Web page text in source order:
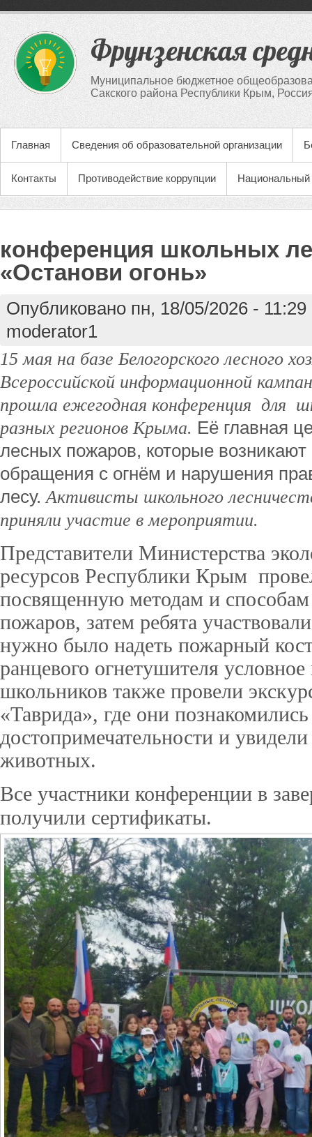
Фрунзенская
Муниципальное бюджетное
Сакского района Республики Крым,
Главная Сведения об образовательной организации
Контакты Противодействие коррупции Национальный
конференция школьных
«Останови огонь»
Опубликовано пн, 18/05/2026 -
moderator1
15 мая на базе Белогорского лесного
Всероссийской информационной
прошла ежегодная конференция для
разных регионов Крыма. Её главная
лесных пожаров, которые возникают
обращения с огнём и нарушения
лесу. Активисты школьного
приняли участие в мероприятии.
Представители Министерства
ресурсов Республики Крым
посвященную методам и
пожаров, затем ребята
нужно было надеть пожарный
ранцевого огнетушителя
школьников также провели
«Таврида», где они
достопримечательности и
животных.
Все участники конференции в
получили сертификаты.